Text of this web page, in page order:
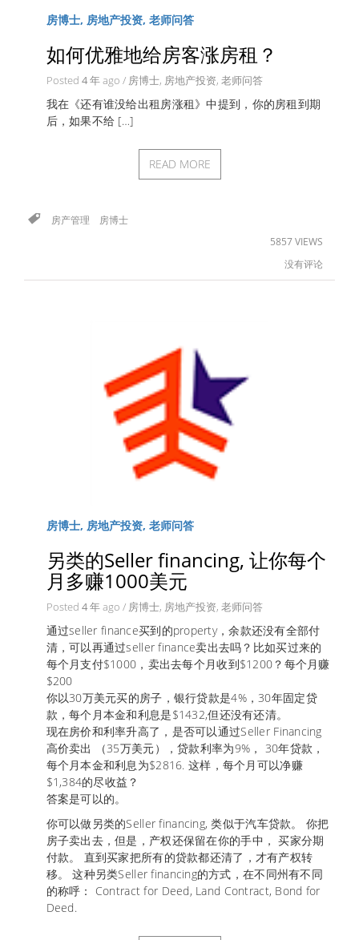
房博士, 房地产投资, 老师问答
如何优雅地给房客涨房租？
Posted 4 年ago / 房博士, 房地产投资, 老师问答
我在《还有谁没给出租房涨租》中提到，你的房租到期
后，如果不给 […]
READ MORE
房产管理
房博士
5857 VIEWS
没有评论
房博士, 房地产投资, 老师问答
另类的Seller financing, 让你每个
月多赚1000美元
Posted 4 年ago / 房博士, 房地产投资, 老师问答
通过seller finance买到的property，余款还没有全部付
清，可以再通过seller finance卖出去吗？比如买过来的
每个月支付$1000，卖出去每个月收到$1200？每个月赚
$200
你以30万美元买的房子，银行贷款是4%，30年固定贷
款，每个月本金和利息是$1432,但还没有还清。
现在房价和利率升高了，是否可以通过Seller Financing
高价卖出 （35万美元），贷款利率为9%， 30年贷款，
每个月本金和利息为$2816. 这样，每个月可以净赚
$1,384的尽收益？
答案是可以的。
你可以做另类的Seller financing, 类似于汽车贷款。 你把
房子卖出去，但是，产权还保留在你的手中， 买家分期
付款。 直到买家把所有的贷款都还清了，才有产权转
移。 这种另类Seller financing的方式，在不同州有不同
的称呼： Contract for Deed, Land Contract, Bond for
Deed.